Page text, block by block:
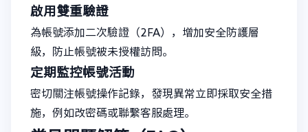
啟用雙重驗證
為帳號添加二次驗證（2FA），增加安全防護層
級，防止帳號被未授權訪問。
定期監控帳號活動
密切關注帳號操作記錄，發現異常立即採取安全措
施，例如改密碼或聯繫客服處理。